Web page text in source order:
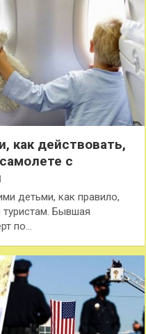
как действовать,
с
детьми, как правило,
Бывшая
по…